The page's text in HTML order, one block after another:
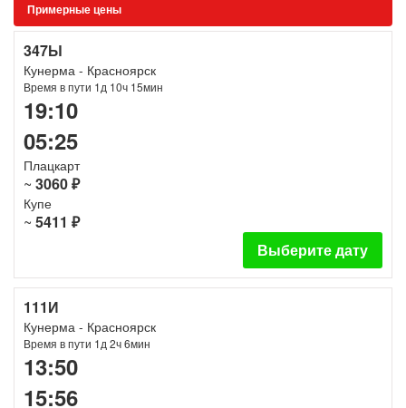
Примерные цены
347Ы
Кунерма - Красноярск
Время в пути 1д 10ч 15мин
19:10
05:25
Плацкарт
~ 3060 ₽
Купе
~ 5411 ₽
Выберите дату
111И
Кунерма - Красноярск
Время в пути 1д 2ч 6мин
13:50
15:56